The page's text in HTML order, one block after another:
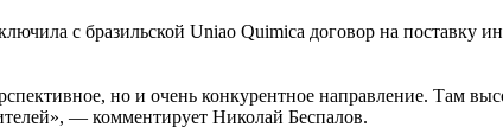
с бразильской Uniao Quimica договор на поставку
но и очень конкурентное направление. Там
— комментирует Николай Беспалов.